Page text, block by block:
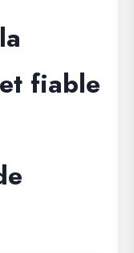
fiable